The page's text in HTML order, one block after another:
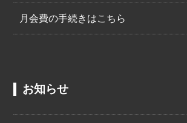
月会費の手続きはこちら
お知らせ